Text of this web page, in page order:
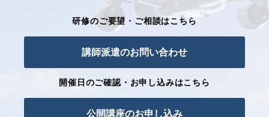
研修のご要望・ご相談はこちら
講師派遣のお問い合わせ
開催日のご確認・お申し込みはこちら
公開講座のお申し込み